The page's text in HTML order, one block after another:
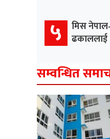
५ मिस
ढकाललाई
सम्वन्धित